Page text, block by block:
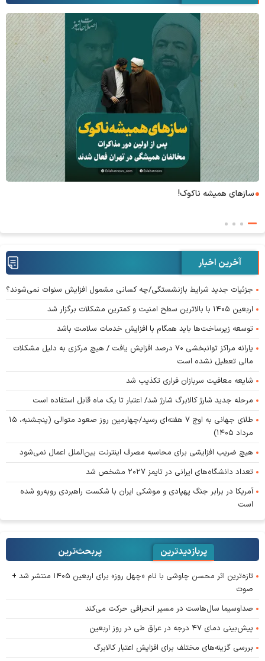
۶+۱ مدعی بهشت
آخرین اخبار
جزئیات جدید شرایط بازنشستگی/چه کسانی مشمول افزایش سنوات نمی‌شوند؟
اربعین ۱۴۰۵ با بالاترین سطح امنیت و کمترین مشکلات برگزار شد
توسعه زیرساخت‌ها باید همگام با افزایش خدمات سلامت باشد
یارانه مراکز توانبخشی ۷۰ درصد افزایش یافت / هیچ مرکزی به دلیل مشکلات
مالی تعطیل نشده است
شایعه معافیت سربازان فراری تکذیب شد
مرحله جدید شارژ کالابرگ شارژ شد/ اعتبار تا یک ماه قابل استفاده است
طلای جهانی به اوج ۷ هفته‌ای رسید/چهارمین روز صعود متوالی (پنجشنبه، ۱۵
مرداد ۱۴۰۵)
هیچ ضریب افزایشی برای محاسبه مصرف اینترنت بین‌الملل اعمال نمی‌شود
تعداد دانشگاه‌های ایرانی در تایمز ۲۰۲۷ مشخص شد
آمریکا در برابر جنگ پهپادی و موشکی ایران با شکست راهبردی روبه‌رو شده
است
پربازدیدترین پربحث‌ترین‌
تازه‌ترین اثر محسن چاوشی با نام «چهل روز» برای اربعین ۱۴۰۵ منتشر شد +
صوت
صداوسیما سال‌هاست در مسیر انحرافی حرکت می‌کند
پیش‌بینی دمای ۴۷ درجه در عراق طی در روز اربعین
بررسی گزینه‌های مختلف برای افزایش اعتبار کالابرگ